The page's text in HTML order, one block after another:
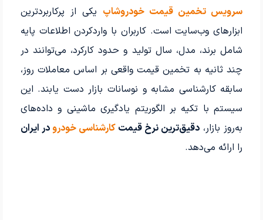
سرویس تخمین قیمت خودروشاپ یکی از پرکاربردترین
ابزارهای وب‌سایت است. کاربران با واردکردن اطلاعات پایه
شامل برند، مدل، سال تولید و حدود کارکرد، می‌توانند در
چند ثانیه به تخمین قیمت واقعی بر اساس معاملات روز،
سابقه کارشناسی مشابه و نوسانات بازار دست یابند. این
سیستم با تکیه بر الگوریتم یادگیری ماشینی و داده‌های
به‌روز بازار، دقیق‌ترین نرخ قیمتکارشناسی خودرودر ایران
را ارائه می‌دهد.